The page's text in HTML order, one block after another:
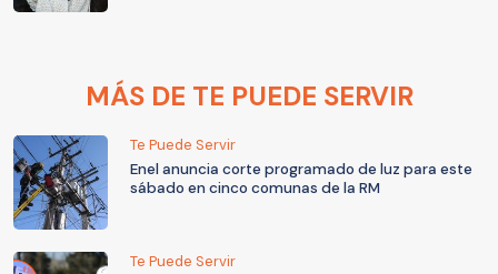
MÁS DE TE PUEDE SERVIR
Te Puede Servir
Enel anuncia corte programado de luz para este
sábado en cinco comunas de la RM
Te Puede Servir